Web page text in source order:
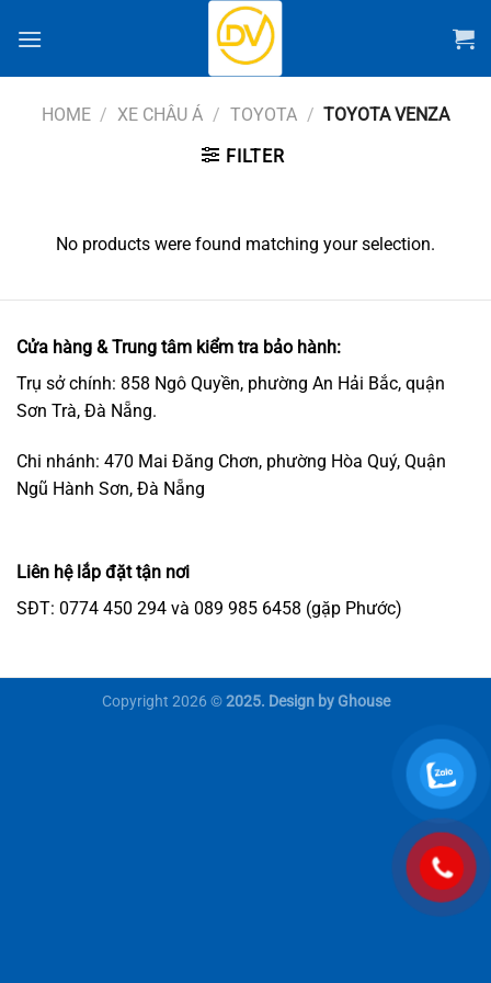
đến
HOME / XE CHÂU Á / TOYOTA / TOYOTA VENZA
FILTER
No products were found matching your selection.
Cửa hàng & Trung tâm kiểm tra bảo hành:
Trụ sở chính: 858 Ngô Quyền, phường An Hải Bắc, quận
Sơn Trà, Đà Nẵng.
Chi nhánh: 470 Mai Đăng Chơn, phường Hòa Quý, Quận
Ngũ Hành Sơn, Đà Nẵng
Liên hệ lắp đặt tận nơi
SĐT: 0774 450 294 và 089 985 6458 (gặp Phước)
Copyright 2026 ©2025. Design by Ghouse